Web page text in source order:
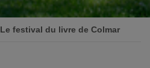
Le festival du livre de Colmar